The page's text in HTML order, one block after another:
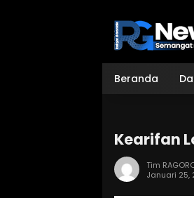
Beranda
Kearifan
Tim
Januari 25,